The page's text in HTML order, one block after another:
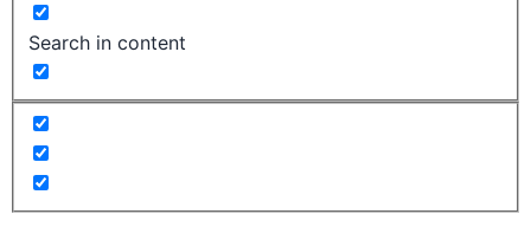
Search in content